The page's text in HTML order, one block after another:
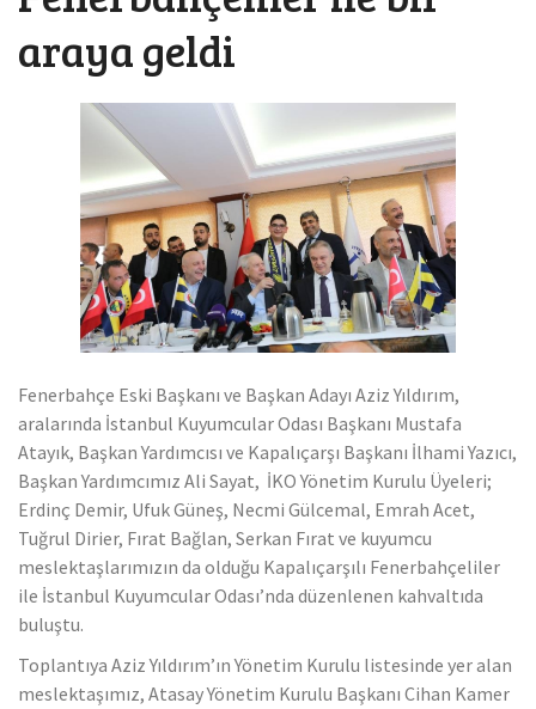
Mücevher ihracatı, temmuz ayında yüzde 6.1 arttı
araya geldi
Fenerbahçe Eski Başkanı ve Başkan Adayı Aziz Yıldırım,
aralarında İstanbul Kuyumcular Odası Başkanı Mustafa
Atayık, Başkan Yardımcısı ve Kapalıçarşı Başkanı İlhami Yazıcı,
Başkan Yardımcımız Ali Sayat, İKO Yönetim Kurulu Üyeleri;
Erdinç Demir, Ufuk Güneş, Necmi Gülcemal, Emrah Acet,
Tuğrul Dirier, Fırat Bağlan, Serkan Fırat ve kuyumcu
meslektaşlarımızın da olduğu Kapalıçarşılı Fenerbahçeliler
ile İstanbul Kuyumcular Odası’nda düzenlenen kahvaltıda
buluştu.
Toplantıya Aziz Yıldırım’ın Yönetim Kurulu listesinde yer alan
meslektaşımız, Atasay Yönetim Kurulu Başkanı Cihan Kamer